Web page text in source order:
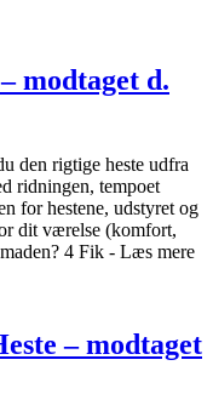
modtaget d.
den rigtige heste udfra
ridningen, tempoet
for hestene, udstyret og
dit værelse (komfort,
4 Fik - Læs mere
– modtaget